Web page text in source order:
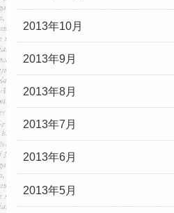
2013年10月
2013年9月
2013年8月
2013年7月
2013年6月
2013年5月